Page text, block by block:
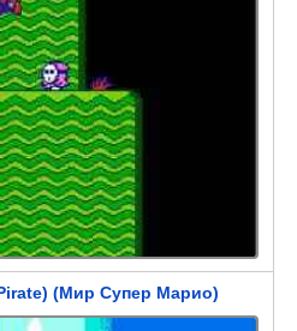
(Мир Супер Марио)